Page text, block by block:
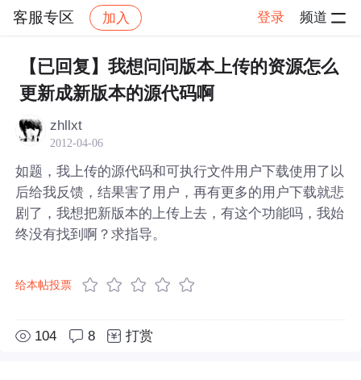
客服专区 加入 登录 频道
社区 客服专区 帖子详情
【已回复】我想问问版本上传的资源怎么
更新成新版本的源代码啊
zhllxt
2012-04-06
如题，我上传的源代码和可执行文件用户下载使用了以
后给我反馈，结果害了用户，再有更多的用户下载就悲
剧了，我想把新版本的上传上去，有这个功能吗，我始
终没有找到啊？求指导。
给本帖投票
104 8 打赏